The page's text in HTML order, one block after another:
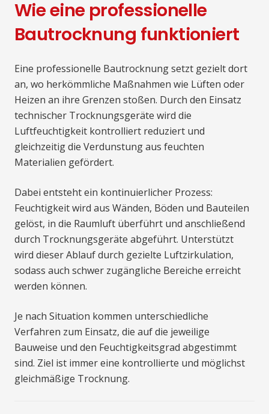
Wie eine professionelle
Bautrocknung funktioniert
Eine professionelle Bautrocknung setzt gezielt dort
an, wo herkömmliche Maßnahmen wie Lüften oder
Heizen an ihre Grenzen stoßen. Durch den Einsatz
technischer Trocknungsgeräte wird die
Luftfeuchtigkeit kontrolliert reduziert und
gleichzeitig die Verdunstung aus feuchten
Materialien gefördert.
Dabei entsteht ein kontinuierlicher Prozess:
Feuchtigkeit wird aus Wänden, Böden und Bauteilen
gelöst, in die Raumluft überführt und anschließend
durch Trocknungsgeräte abgeführt. Unterstützt
wird dieser Ablauf durch gezielte Luftzirkulation,
sodass auch schwer zugängliche Bereiche erreicht
werden können.
Je nach Situation kommen unterschiedliche
Verfahren zum Einsatz, die auf die jeweilige
Bauweise und den Feuchtigkeitsgrad abgestimmt
sind. Ziel ist immer eine kontrollierte und möglichst
gleichmäßige Trocknung.